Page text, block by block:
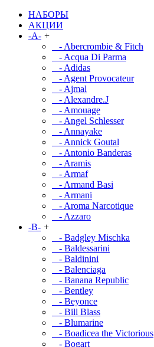
НАБОРЫ
АКЦИИ
-A- +
- Abercrombie & Fitch
- Acqua Di Parma
- Adidas
- Agent Provocateur
- Ajmal
- Alexandre.J
- Amouage
- Angel Schlesser
- Annayake
- Annick Goutal
- Antonio Banderas
- Aramis
- Armaf
- Armand Basi
- Armani
- Aroma Narcotique
- Azzaro
-B- +
- Badgley Mischka
- Baldessarini
- Baldinini
- Balenciaga
- Banana Republic
- Bentley
- Beyonce
- Bill Blass
- Blumarine
- Boadicea the Victorious
- Bogart